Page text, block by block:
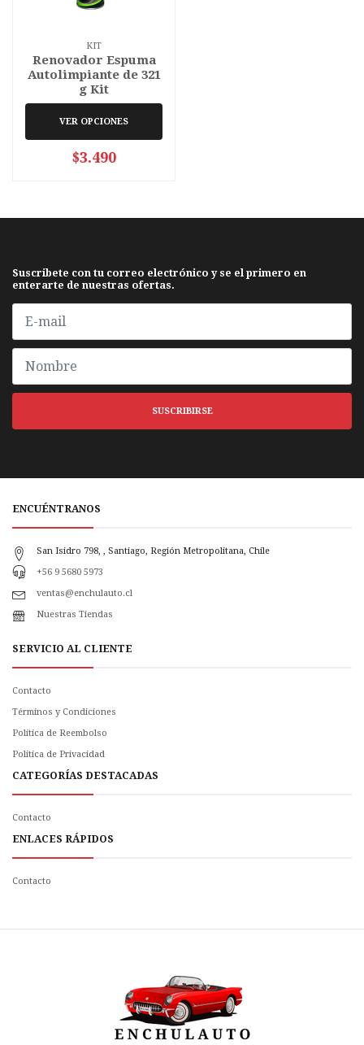
KIT
Renovador Espuma
Autolimpiante de 321
g Kit
VER OPCIONES
$3.490
Suscribete con tu correo electrónico y se el primero en
enterarte de nuestras ofertas.
SUSCRIBIRSE
ENCUÉNTRANOS
San Isidro 798, , Santiago, Región Metropolitana, Chile
+56 9 5680 5973
ventas@enchulauto.cl
Nuestras Tiendas
SERVICIO AL CLIENTE
Contacto
Términos y Condiciones
Política de Reembolso
Politica de Privacidad
CATEGORÍAS DESTACADAS
Contacto
ENLACES RÁPIDOS
Contacto